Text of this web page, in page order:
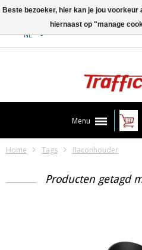
NL
Menu
Home Tags flaconhouder
Producten getagd
Beste bezoeker, hier kan je jou
hiernaast op "manage